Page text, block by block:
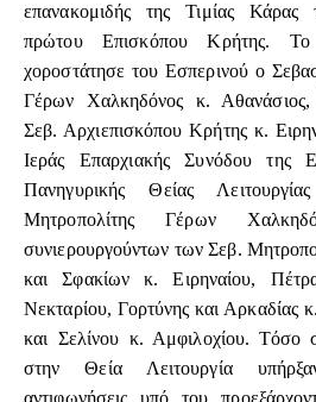
επανακομιδής της Τιμίας
πρώτου Επισκόπου Κρήτης.
χοροστάτησε του Εσπερινού ο
Γέρων Χαλκηδόνος κ.
Σεβ. Αρχιεπισκόπου Κρήτης κ.
Ιεράς Επαρχιακής Συνόδου της
Πανηγυρικής Θείας
Μητροπολίτης Γέρων
συνιερουργούντων των Σεβ.
και Σφακίων κ. Ειρηναίου,
Νεκταρίου, Γορτύνης και Αρκαδίας
και Σελίνου κ. Αμφιλοχίου. Τόσο
στην Θεία Λειτουργία
αντιφωνήσεις υπό του